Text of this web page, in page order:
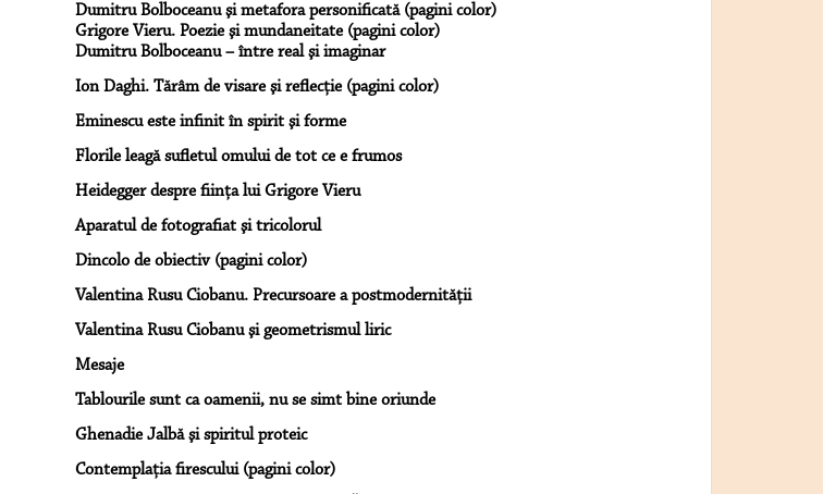
Dumitru Bolboceanu şi metafora personificată (pagini color)
Grigore Vieru. Poezie şi mundaneitate (pagini color)
Dumitru Bolboceanu – între real şi imaginar
Ion Daghi. Tărâm de visare şi reflecţie (pagini color)
Eminescu este infinit în spirit şi forme
Florile leagă sufletul omului de tot ce e frumos
Heidegger despre fiinţa lui Grigore Vieru
Aparatul de fotografiat şi tricolorul
Dincolo de obiectiv (pagini color)
Valentina Rusu Ciobanu. Precursoare a postmodernităţii
Valentina Rusu Ciobanu şi geometrismul liric
Mesaje
Tablourile sunt ca oamenii, nu se simt bine oriunde
Ghenadie Jalbă şi spiritul proteic
Contemplaţia firescului (pagini color)